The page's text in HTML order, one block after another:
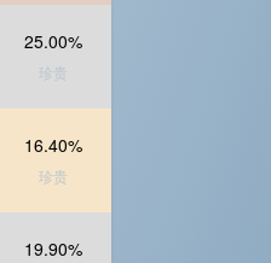
25.00%
珍贵
16.40%
珍贵
19.90%